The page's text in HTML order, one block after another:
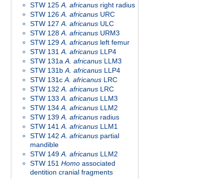
STW 125 A. africanus right radius
STW 126 A. africanus URC
STW 127 A. africanus ULC
STW 128 A. africanus URM3
STW 129 A. africanus left femur
STW 131 A. africanus LLP4
STW 131a A. africanus LLM3
STW 131b A. africanus LLP4
STW 131c A. africanus LRC
STW 132 A. africanus LRC
STW 133 A. africanus LLM3
STW 134 A. africanus LLM2
STW 139 A. africanus radius
STW 141 A. africanus LLM1
STW 142 A. africanus partial
mandible
STW 149 A. africanus LLM2
STW 151 Homo associated
dentition cranial fragments